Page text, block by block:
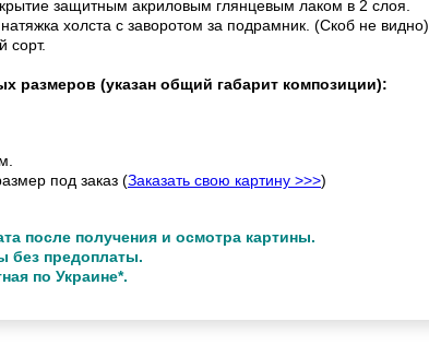
защитным акриловым глянцевым лаком в 2 слоя.
холста с заворотом за подрамник. (Скоб не видно).
сорт.
размеров (указан общий габарит композиции):
под заказ (Заказать свою картину >>>)
после получения и осмотра картины.
без предоплаты.
по Украине*.